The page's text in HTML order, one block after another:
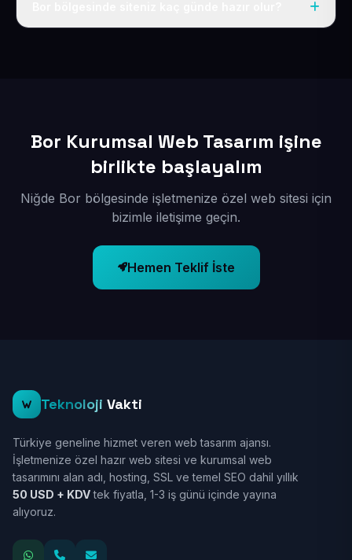
Bor Kurumsal Web Tasarım işine
birlikte başlayalım
Niğde Bor bölgesinde işletmenize özel web sitesi için
bizimle iletişime geçin.
Hemen Teklif İste
Teknoloji Vakti
Türkiye geneline hizmet veren web tasarım ajansı.
İşletmenize özel hazır web sitesi ve kurumsal web
tasarımını alan adı, hosting, SSL ve temel SEO dahil yıllık
50 USD + KDVtek fiyatla, 1-3 iş günü içinde yayına
alıyoruz.